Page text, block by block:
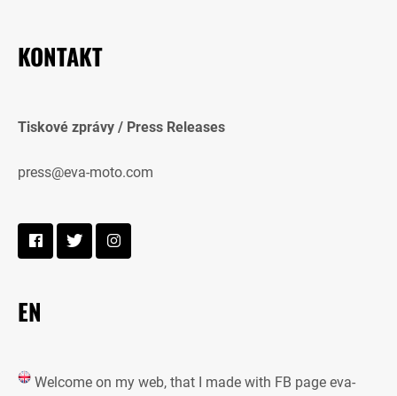
KONTAKT
Tiskové zprávy / Press Releases
press@eva-moto.com
EN
Welcome on my web, that I made with FB page eva-